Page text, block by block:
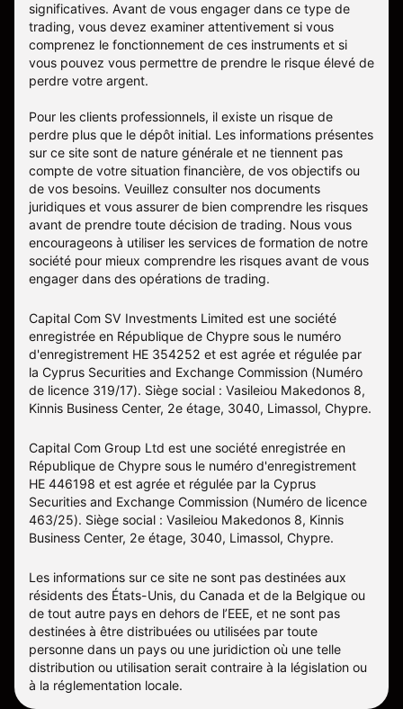
significatives. Avant de vous engager dans ce type de
trading, vous devez examiner attentivement si vous
comprenez le fonctionnement de ces instruments et si
vous pouvez vous permettre de prendre le risque élevé de
perdre votre argent.
Pour les clients professionnels, il existe un risque de
perdre plus que le dépôt initial. Les informations présentes
sur ce site sont de nature générale et ne tiennent pas
compte de votre situation financière, de vos objectifs ou
de vos besoins. Veuillez consulter nos documents
juridiques et vous assurer de bien comprendre les risques
avant de prendre toute décision de trading. Nous vous
encourageons à utiliser les services de formation de notre
société pour mieux comprendre les risques avant de vous
engager dans des opérations de trading.
Capital Com SV Investments Limited est une société
enregistrée en République de Chypre sous le numéro
d'enregistrement HE 354252 et est agrée et régulée par
la Cyprus Securities and Exchange Commission (Numéro
de licence 319/17). Siège social : Vasileiou Makedonos 8,
Kinnis Business Center, 2e étage, 3040, Limassol, Chypre.
Capital Com Group Ltd est une société enregistrée en
République de Chypre sous le numéro d'enregistrement
ΗΕ 446198 et est agrée et régulée par la Cyprus
Securities and Exchange Commission (Numéro de licence
463/25). Siège social : Vasileiou Makedonos 8, Kinnis
Business Center, 2e étage, 3040, Limassol, Chypre.
Les informations sur ce site ne sont pas destinées aux
résidents des États-Unis, du Canada et de la Belgique ou
de tout autre pays en dehors de l’EEE, et ne sont pas
destinées à être distribuées ou utilisées par toute
personne dans un pays ou une juridiction où une telle
distribution ou utilisation serait contraire à la législation ou
à la réglementation locale.